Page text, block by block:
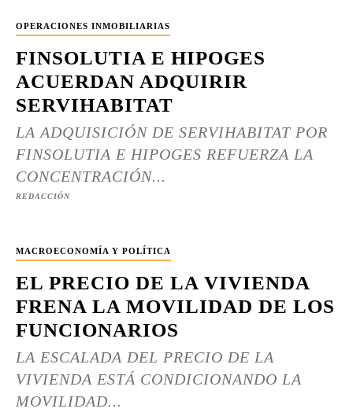
OPERACIONES INMOBILIARIAS
FINSOLUTIA E HIPOGES
ACUERDAN ADQUIRIR
SERVIHABITAT
LA ADQUISICIÓN DE SERVIHABITAT POR
FINSOLUTIA E HIPOGES REFUERZA LA
CONCENTRACIÓN...
REDACCIÓN
MACROECONOMÍA Y POLÍTICA
EL PRECIO DE LA VIVIENDA
FRENA LA MOVILIDAD DE LOS
FUNCIONARIOS
LA ESCALADA DEL PRECIO DE LA
VIVIENDA ESTÁ CONDICIONANDO LA
MOVILIDAD...